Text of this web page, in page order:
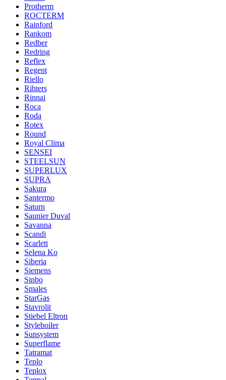
Protherm
ROCTERM
Rainford
Rankom
Redber
Redring
Reflex
Regent
Riello
Rihters
Rinnai
Roca
Roda
Rotex
Round
Royal Clima
SENSEI
STEELSUN
SUPERLUX
SUPRA
Sakura
Santermo
Saturn
Saunier Duval
Savanna
Scandi
Scarlett
Selena Ko
Siberia
Siemens
Sinbo
Smales
StarGas
Stavrolit
Stiebel Eltron
Styleboiler
Sunsystem
Superflame
Tatramat
Teplo
Teplox